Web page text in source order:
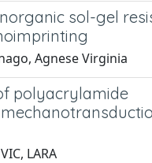
sol-gel
Agnese Virginia
polyacrylamide
LARA